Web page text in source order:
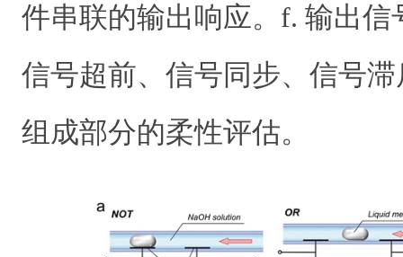
件串联的输出响应。 f. 输出信
信号超前、信号同步、信号滞
组成部分的柔性评估。